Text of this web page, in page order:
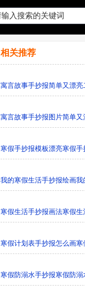
相关推荐
寓言故事手抄报简单又漂亮
寓言故事手抄报图片简单又
寒假手抄报模板漂亮寒假手
我的寒假生活手抄报绘画
寒假生活手抄报画法寒假生
寒假计划表手抄报怎么画
寒假防溺水手抄报寒假防溺